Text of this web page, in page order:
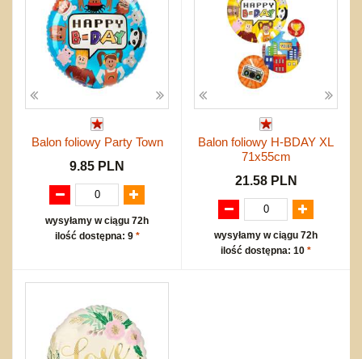
Balon foliowy Party Town
9.85 PLN
wysyłamy w ciągu 72h
ilość dostępna: 9 *
Balon foliowy H-BDAY XL
71x55cm
21.58 PLN
wysyłamy w ciągu 72h
ilość dostępna: 10 *